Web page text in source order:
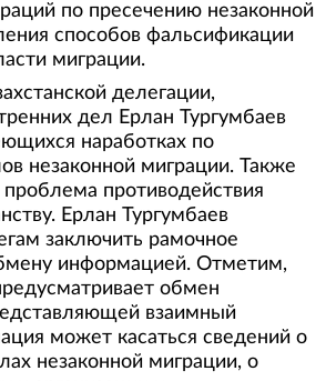
по пресечению незаконной
способов фальсификации
миграции.
делегации,
дел Ерлан Тургумбаев
наработках по
незаконной миграции. Также
противодействия
Ерлан Тургумбаев
заключить рамочное
информацией. Отметим,
обмен
взаимный
может касаться сведений о
незаконной миграции, о